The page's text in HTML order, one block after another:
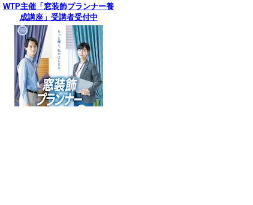
WTP主催「窓装飾プランナー養
成講座」受講者受付中